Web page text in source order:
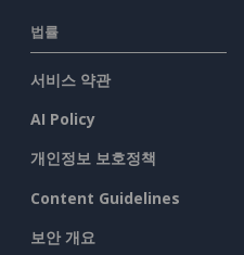
법률
서비스 약관
AI Policy
개인정보 보호정책
Content Guidelines
보안 개요